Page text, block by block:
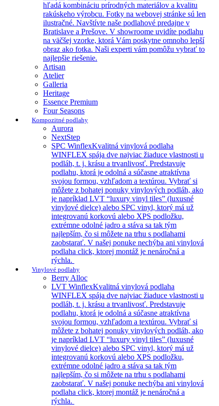
hľadá kombináciu prírodných materiálov a kvalitu
rakúskeho výrobcu. Fotky na webovej stránke sú len
ilustračné. Navštívte naše podlahové predajne v
Bratislave a Prešove. V showroome uvidíte podlahu
na väčšej vzorke, ktorá Vám poskytne omnoho lepší
obraz ako fotka. Naši experti vám pomôžu vybrať to
najlepšie riešenie.
Artisan
Atelier
Galleria
Heritage
Essence Premium
Four Seasons
Kompozitné podlahy
Aurora
NextStep
SPC WinflexKvalitná vinylová podlaha
WINFLEX spája dve najviac žiaduce vlastnosti u
podláh, t. j. krásu a trvanlivosť. Predstavuje
podlahu, ktorá je odolná a súčasne atraktívna
svojou formou, vzhľadom a textúrou. Vybrať si
môžete z bohatej ponuky vinylových podláh, ako
je napríklad LVT “luxury vinyl tiles” (luxusné
vinylové dielce) alebo SPC vinyl, ktorý má už
integrovanú korkovú alebo XPS podložku,
extrémne odolné jadro a stáva sa tak tým
najlepším, čo si môžete na trhu s podlahami
zaobstarať. V našej ponuke nechýba ani vinylová
podlaha click, ktorej montáž je nenáročná a
rýchla.
Vinylové podlahy
Berry Alloc
LVT WinflexKvalitná vinylová podlaha
WINFLEX spája dve najviac žiaduce vlastnosti u
podláh, t. j. krásu a trvanlivosť. Predstavuje
podlahu, ktorá je odolná a súčasne atraktívna
svojou formou, vzhľadom a textúrou. Vybrať si
môžete z bohatej ponuky vinylových podláh, ako
je napríklad LVT “luxury vinyl tiles” (luxusné
vinylové dielce) alebo SPC vinyl, ktorý má už
integrovanú korkovú alebo XPS podložku,
extrémne odolné jadro a stáva sa tak tým
najlepším, čo si môžete na trhu s podlahami
zaobstarať. V našej ponuke nechýba ani vinylová
podlaha click, ktorej montáž je nenáročná a
rýchla.